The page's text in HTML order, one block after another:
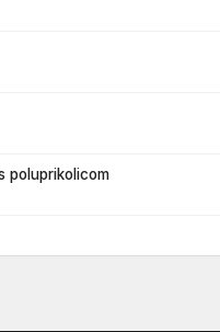
poluprikolicom